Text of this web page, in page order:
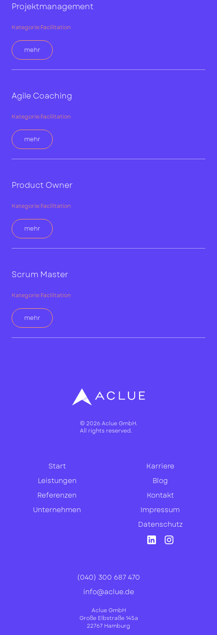
Projektmanagement
Kategorie:Facilitation
mehr
Agile Coaching
Kategorie:Facilitation
mehr
Product Owner
Kategorie:Facilitation
mehr
Scrum Master
Kategorie:Facilitation
mehr
© 2026 Aclue GmbH.
All rights reserved.
Start
Leistungen
Referenzen
Unternehmen
Karriere
Blog
Kontakt
Impressum
Datenschutz
(040) 300 687 470
info@aclue.de
Aclue GmbH
Große Elbstraße 145a
22767 Hamburg